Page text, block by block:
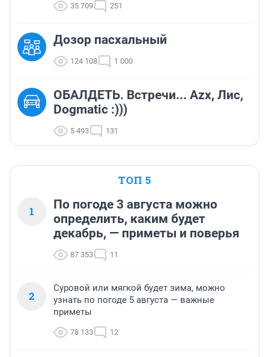
35 709 251
Дозор пасхальный
124 108 1 000
ОБАЛДЕТЬ. Встречи... Azx, Лис,
Dogmatic :)))
5 493 131
ТОП 5
1
По погоде 3 августа можно
определить, каким будет
декабрь, — приметы и поверья
87 353 11
2
Суровой или мягкой будет зима, можно
узнать по погоде 5 августа — важные
приметы
78 133 12